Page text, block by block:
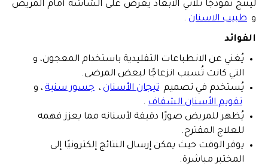
ليُنتج نموذجًا ثلاثي الأبعاد يُعرض على الشاشة أمام المريض
و طبيب الاسنان .
الفوائد
يُغني عن الانطباعات التقليدية باستخدام المعجون، و
التي كانت تُسبب انزعاجًا لبعض المرضى.
يُستخدم في تصميم تيجان الأسنان ، جسور سنية ، و
تقويم الأسنان الشفاف .
يُظهر للمريض صورًا دقيقة لأسنانه مما يعزز فهمه
للعلاج المقترح.
يوفر الوقت حيث يمكن إرسال النتائج إلكترونيًا إلى
المختبر مباشرة.